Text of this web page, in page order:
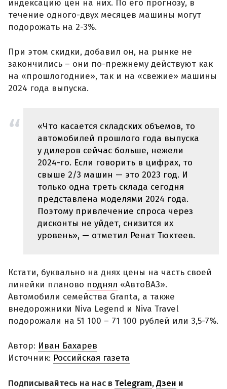
индексацию цен на них. По его прогнозу, в
течение одного-двух месяцев машины могут
подорожать на 2-3%.
При этом скидки, добавил он, на рынке не
закончились – они по-прежнему действуют как
на «прошлогодние», так и на «свежие» машины
2024 года выпуска.
«Что касается складских объемов, то
автомобилей прошлого года выпуска
у дилеров сейчас больше, нежели
2024-го. Если говорить в цифрах, то
свыше 2/3 машин — это 2023 год. И
только одна треть склада сегодня
представлена моделями 2024 года.
Поэтому привлечение спроса через
дисконты не уйдет, снизится их
уровень», — отметил Ренат Тюктеев.
Кстати, буквально на днях цены на часть своей
линейки планово поднял «АвтоВАЗ».
Автомобили семейства Granta, а также
внедорожники Niva Legend и Niva Travel
подорожали на 51 100 – 71 100 рублей или 3,5-7%.
Автор: Иван Бахарев
Источник: Российская газета
Подписывайтесь на нас в Telegram,Дзен и